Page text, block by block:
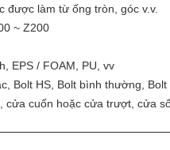
được làm từ ống tròn, góc v.v.
~ Z200
EPS / FOAM, PU, ​​vv
Bolt HS, Bolt bình thường, Bolt
cuốn hoặc cửa trượt, cửa